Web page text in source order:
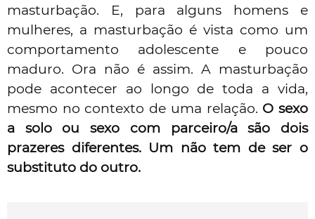
masturbação. E, para alguns homens e
mulheres, a masturbação é vista como um
comportamento adolescente e pouco
maduro. Ora não é assim. A masturbação
pode acontecer ao longo de toda a vida,
mesmo no contexto de uma relação. O sexo
a solo ou sexo com parceiro/a são dois
prazeres diferentes. Um não tem de ser o
substituto do outro.